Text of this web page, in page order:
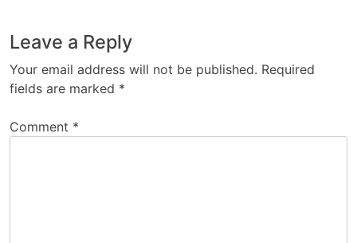
Leave a Reply
Your email address will not be published. Required
fields are marked *
Comment *